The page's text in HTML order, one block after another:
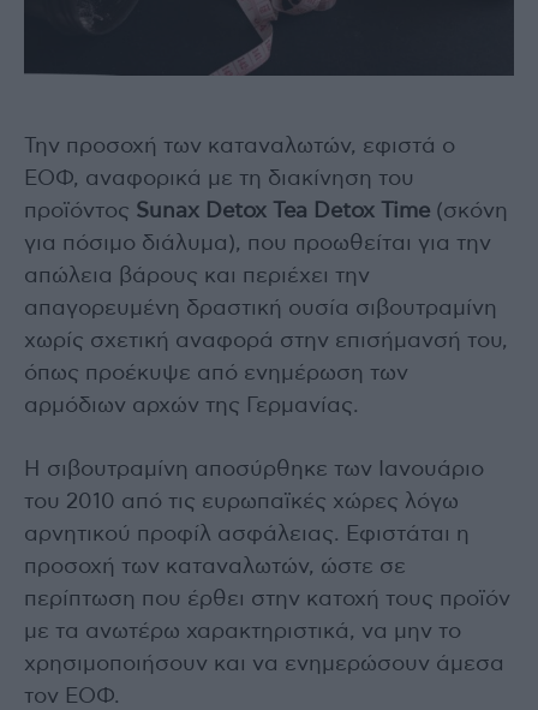
Την προσοχή των καταναλωτών, εφιστά ο
ΕΟΦ, αναφορικά με τη διακίνηση του
προϊόντος Sunax Detox Tea Detox Time (σκόνη
για πόσιμο διάλυμα), που προωθείται για την
απώλεια βάρους και περιέχει την
απαγορευμένη δραστική ουσία σιβουτραμίνη
χωρίς σχετική αναφορά στην επισήμανσή του,
όπως προέκυψε από ενημέρωση των
αρμόδιων αρχών της Γερμανίας.
Η σιβουτραμίνη αποσύρθηκε των Ιανουάριο
του 2010 από τις ευρωπαϊκές χώρες λόγω
αρνητικού προφίλ ασφάλειας. Εφιστάται η
προσοχή των καταναλωτών, ώστε σε
περίπτωση που έρθει στην κατοχή τους προϊόν
με τα ανωτέρω χαρακτηριστικά, να μην το
χρησιμοποιήσουν και να ενημερώσουν άμεσα
τον ΕΟΦ.